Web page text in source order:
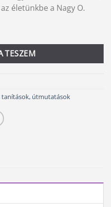
életünkbe a Nagy O.
TESZEM
tanítások, útmutatások